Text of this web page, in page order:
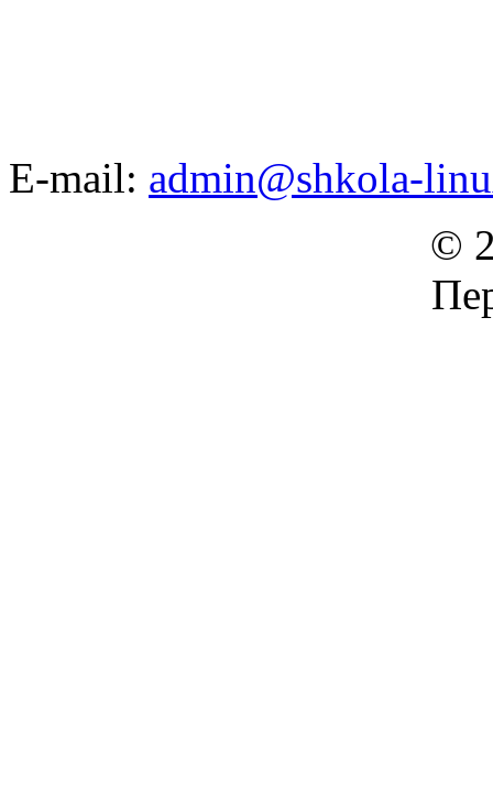
E-mail: admin@shkola-
©